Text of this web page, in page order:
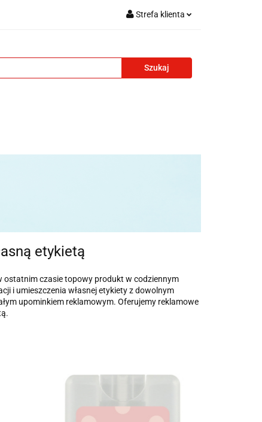
Strefa klienta
Zarejestruj się
Formularz kontaktowy
etykietą
ostatnim czasie topowy produkt w codziennym
i umieszczenia własnej etykiety z dowolnym
upominkiem reklamowym. Oferujemy reklamowe